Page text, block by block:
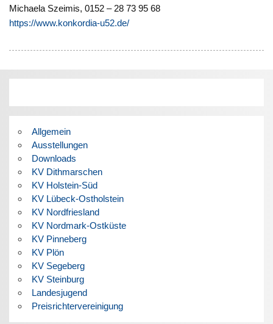
Michaela Szeimis, 0152 – 28 73 95 68
https://www.konkordia-u52.de/
Allgemein
Ausstellungen
Downloads
KV Dithmarschen
KV Holstein-Süd
KV Lübeck-Ostholstein
KV Nordfriesland
KV Nordmark-Ostküste
KV Pinneberg
KV Plön
KV Segeberg
KV Steinburg
Landesjugend
Preisrichtervereinigung